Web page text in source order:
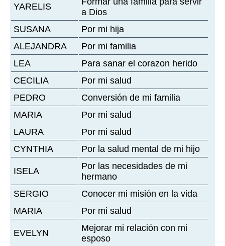
YARELIS
a Dios
SUSANA
Por mi hija
ALEJANDRA
Por mi familia
LEA
Para sanar el corazon herido
CECILIA
Por mi salud
PEDRO
Conversión de mi familia
MARIA
Por mi salud
LAURA
Por mi salud
CYNTHIA
Por la salud mental de mi hijo
ISELA
Por las necesidades de mi
hermano
SERGIO
Conocer mi misión en la vida
MARIA
Por mi salud
EVELYN
Mejorar mi relación con mi
esposo